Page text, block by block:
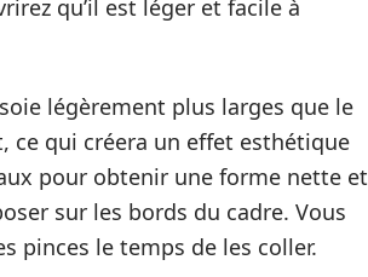
qu’il est léger et facile à
légèrement plus larges que le
ce qui créera un effet esthétique
pour obtenir une forme nette et
sur les bords du cadre. Vous
pinces le temps de les coller.